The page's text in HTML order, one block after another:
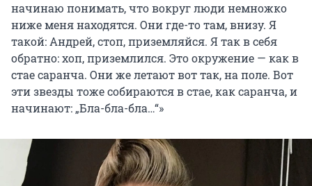
начинаю понимать, что вокруг люди немножко
ниже меня находятся. Они где-то там, внизу. Я
такой: Андрей, стоп, приземляйся. Я так в себя
обратно: хоп, приземлился. Это окружение — как в
стае саранча. Они же летают вот так, на поле. Вот
эти звезды тоже собираются в стае, как саранча, и
начинают: „Бла-бла-бла…“»